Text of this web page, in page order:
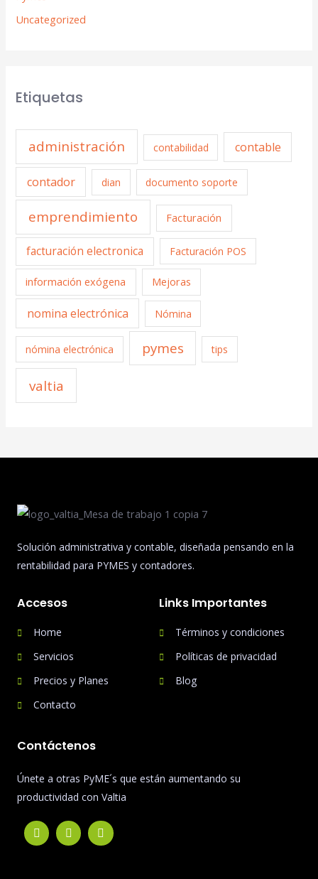
Uncategorized
Etiquetas
administración contabilidad contable
contador dian documento soporte
emprendimiento Facturación
facturación electronica Facturación POS
información exógena Mejoras
nomina electrónica Nómina
nómina electrónica pymes tips
valtia
Solución administrativa y contable, diseñada pensando en la
rentabilidad para PYMES y contadores.
Accesos
Home
Servicios
Precios y Planes
Contacto
Links Importantes
Términos y condiciones
Políticas de privacidad
Blog
Contáctenos
Únete a otras PyME´s que están aumentando su
productividad con Valtia